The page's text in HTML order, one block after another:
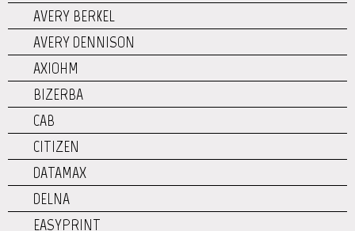
AVERY BERKEL
AVERY DENNISON
AXIOHM
BIZERBA
CAB
CITIZEN
DATAMAX
DELNA
EASYPRINT